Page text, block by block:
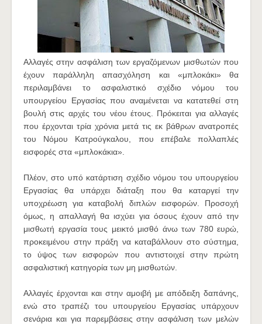
Αλλαγές στην ασφάλιση των εργαζόμενων μισθωτών που
έχουν παράλληλη απασχόληση και «μπλοκάκι» θα
περιλαμβάνει το ασφαλιστικό σχέδιο νόμου του
υπουργείου Εργασίας που αναμένεται να κατατεθεί στη
βουλή στις αρχές του νέου έτους. Πρόκειται για αλλαγές
που έρχονται τρία χρόνια μετά τις εκ βάθρων ανατροπές
του Νόμου Κατρούγκαλου, που επέβαλε πολλαπλές
εισφορές στα «μπλοκάκια».
Πλέον, στο υπό κατάρτιση σχέδιο νόμου του υπουργείου
Εργασίας θα υπάρχει διάταξη που θα καταργεί την
υποχρέωση για καταβολή διπλών εισφορών. Προσοχή
όμως, η απαλλαγή θα ισχύει για όσους έχουν από την
μισθωτή εργασία τους μεικτό μισθό άνω των 780 ευρώ,
προκειμένου στην πράξη να καταβάλλουν στο σύστημα,
το ύψος των εισφορών που αντιστοιχεί στην πρώτη
ασφαλιστική κατηγορία των μη μισθωτών.
Αλλαγές έρχονται και στην αμοιβή με απόδειξη δαπάνης,
ενώ στο τραπέζι του υπουργείου Εργασίας υπάρχουν
σενάρια και για παρεμβάσεις στην ασφάλιση των μελών